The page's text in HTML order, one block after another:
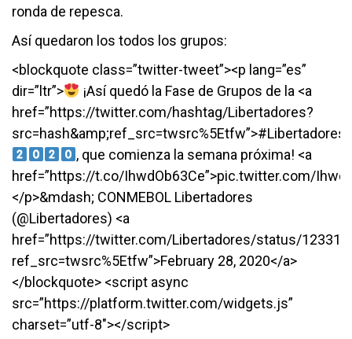
ronda de repesca.
Así quedaron los todos los grupos:
<blockquote class=”twitter-tweet”><p lang=”es”
dir=”ltr”>
¡Así quedó la Fase de Grupos de la <a
href=”https://twitter.com/hashtag/Libertadores?
, que comienza la semana próxima! <a
href=”https://t.co/IhwdOb63Ce”>pic.twitter.com/
</p>&mdash; CONMEBOL Libertadores
(@Libertadores) <a
href=”https://twitter.com/Libertadores/status/
ref_src=twsrc%5Etfw”>February 28, 2020</a>
</blockquote> <script async
src=”https://platform.twitter.com/widgets.js”
charset=”utf-8″></script>